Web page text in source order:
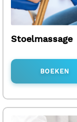
Stoelmassage
BOEKEN